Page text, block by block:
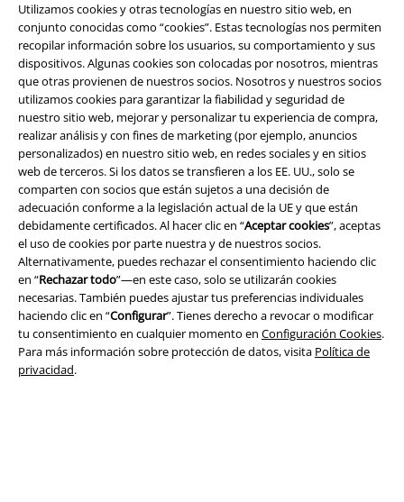
Utilizamos cookies y otras tecnologías en nuestro sitio web, en
conjunto conocidas como “cookies”. Estas tecnologías nos permiten
recopilar información sobre los usuarios, su comportamiento y sus
dispositivos. Algunas cookies son colocadas por nosotros, mientras
que otras provienen de nuestros socios. Nosotros y nuestros socios
utilizamos cookies para garantizar la fiabilidad y seguridad de
nuestro sitio web, mejorar y personalizar tu experiencia de compra,
realizar análisis y con fines de marketing (por ejemplo, anuncios
personalizados) en nuestro sitio web, en redes sociales y en sitios
web de terceros. Si los datos se transfieren a los EE. UU., solo se
comparten con socios que están sujetos a una decisión de
adecuación conforme a la legislación actual de la UE y que están
debidamente certificados. Al hacer clic en “Aceptar cookies”, aceptas
el uso de cookies por parte nuestra y de nuestros socios.
Alternativamente, puedes rechazar el consentimiento haciendo clic
en “Rechazar todo”—en este caso, solo se utilizarán cookies
necesarias. También puedes ajustar tus preferencias individuales
haciendo clic en “Configurar”. Tienes derecho a revocar o modificar
tu consentimiento en cualquier momento en Configuración Cookies.
Para más información sobre protección de datos, visita Política de
privacidad.
Legal
Términos y Condiciones
Aviso Legal
Ley protección de datos
Eliminación de residuos y protección del medioambiente